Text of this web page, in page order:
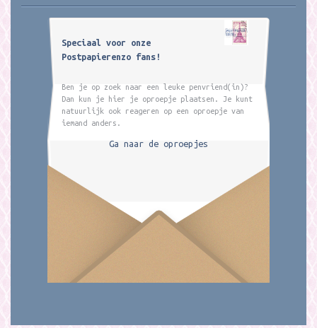
Speciaal voor onze
Postpapierenzo fans!
Ben je op zoek naar een leuke penvriend(in)?
Dan kun je hier je oproepje plaatsen. Je kunt
natuurlijk ook reageren op een oproepje van
iemand anders.
Ga naar de oproepjes